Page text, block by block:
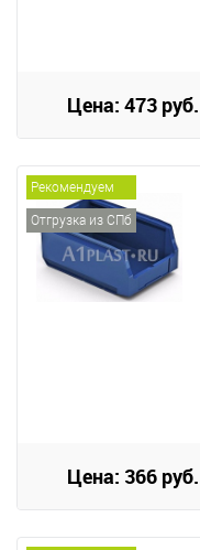
Цена: 473 руб.
Рекомендуем
Отгрузка из СПб
Цена: 366 руб.